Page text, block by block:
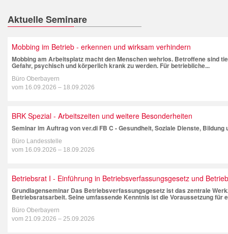
Aktuelle Seminare
Mobbing im Betrieb - erkennen und wirksam verhindern
Mobbing am Arbeitsplatz macht den Menschen wehrlos. Betroffene sind
Gefahr, psychisch und körperlich krank zu werden. Für betriebliche...
Büro Oberbayern
vom 16.09.2026 – 18.09.2026
BRK Spezial - Arbeitszeiten und weitere Besonderheiten
Seminar im Auftrag von ver.di FB C - Gesundheit, Soziale Dienste, Bildung
Büro Landesstelle
vom 16.09.2026 – 18.09.2026
Betriebsrat I - Einführung in Betriebsverfassungsgesetz und
Grundlagenseminar Das Betriebsverfassungsgesetz ist das zentrale
Betriebsratsarbeit. Seine umfassende Kenntnis ist die Voraussetzung für
Büro Oberbayern
vom 21.09.2026 – 25.09.2026